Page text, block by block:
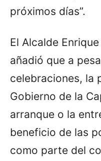
próximos días”.
El Alcalde
añadió que a
celebraciones, la
Gobierno de la
arranque o la
beneficio de las
como parte del